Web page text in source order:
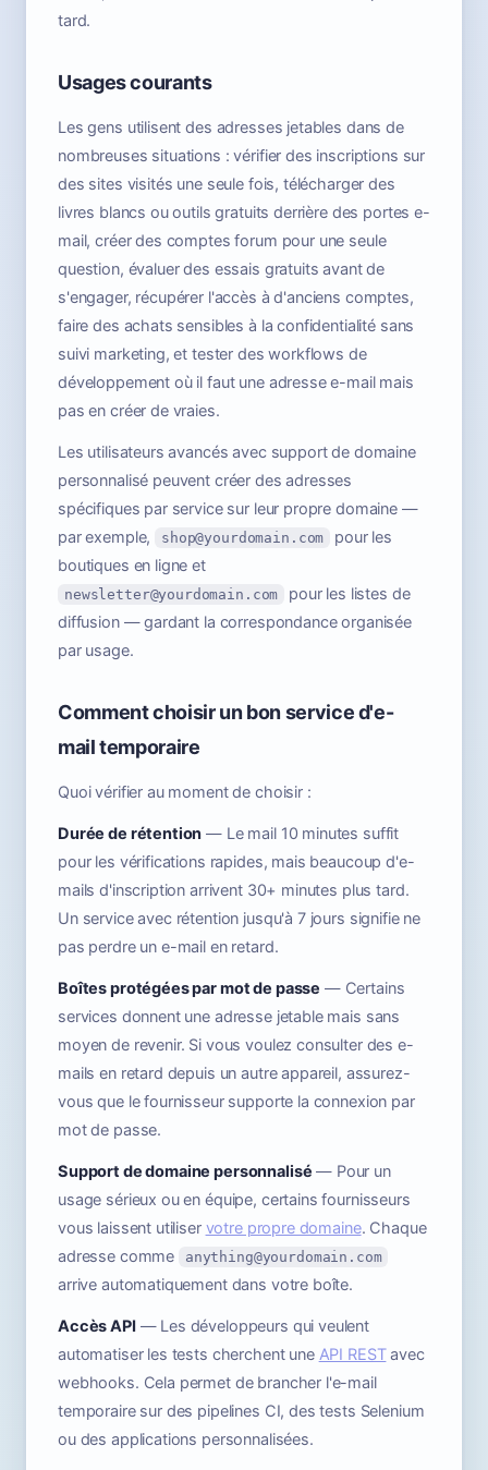
tard.
Usages courants
Les gens utilisent des adresses jetables dans de
nombreuses situations : vérifier des inscriptions sur
des sites visités une seule fois, télécharger des
livres blancs ou outils gratuits derrière des portes e-
mail, créer des comptes forum pour une seule
question, évaluer des essais gratuits avant de
s'engager, récupérer l'accès à d'anciens comptes,
faire des achats sensibles à la confidentialité sans
suivi marketing, et tester des workflows de
développement où il faut une adresse e-mail mais
pas en créer de vraies.
Les utilisateurs avancés avec support de domaine
personnalisé peuvent créer des adresses
spécifiques par service sur leur propre domaine —
par exemple,
shop@yourdomain.com
pour les
boutiques en ligne et
newsletter@yourdomain.com
pour les listes de
diffusion — gardant la correspondance organisée
par usage.
Comment choisir un bon service d'e-
mail temporaire
Quoi vérifier au moment de choisir :
Durée de rétention — Le mail 10 minutes suffit
pour les vérifications rapides, mais beaucoup d'e-
mails d'inscription arrivent 30+ minutes plus tard.
Un service avec rétention jusqu'à 7 jours signifie ne
pas perdre un e-mail en retard.
Boîtes protégées par mot de passe — Certains
services donnent une adresse jetable mais sans
moyen de revenir. Si vous voulez consulter des e-
mails en retard depuis un autre appareil, assurez-
vous que le fournisseur supporte la connexion par
mot de passe.
Support de domaine personnalisé — Pour un
usage sérieux ou en équipe, certains fournisseurs
vous laissent utiliser votre propre domaine. Chaque
adresse comme
anything@yourdomain.com
arrive automatiquement dans votre boîte.
Accès API— Les développeurs qui veulent
automatiser les tests cherchent une API RESTavec
webhooks. Cela permet de brancher l'e-mail
temporaire sur des pipelines CI, des tests Selenium
ou des applications personnalisées.